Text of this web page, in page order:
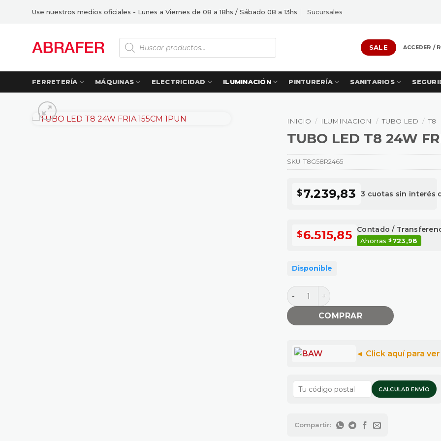
Use nuestros medios oficiales - Lunes a Viernes de 08 a 18hs / Sábado 08 a 13hs Sucursales
Búsqueda
de
productos
SALE ACCEDER /
FERRETERÍA MÁQUINAS ELECTRICIDAD ILUMINACIÓN PINTURERÍA SANITARIOS
INICIO / ILUMINACION / TUBO LED / T8
TUBO LED T8 24W
$7.239,83 3 cuotas sin interés
$6.515,85 Contado /
Ahorras$723,98
Disponible
TUBO LED T8 24W FRIA 155CM 1PUN
COMPRAR
CALCULAR ENVÍO
SKU:T8G58R2465